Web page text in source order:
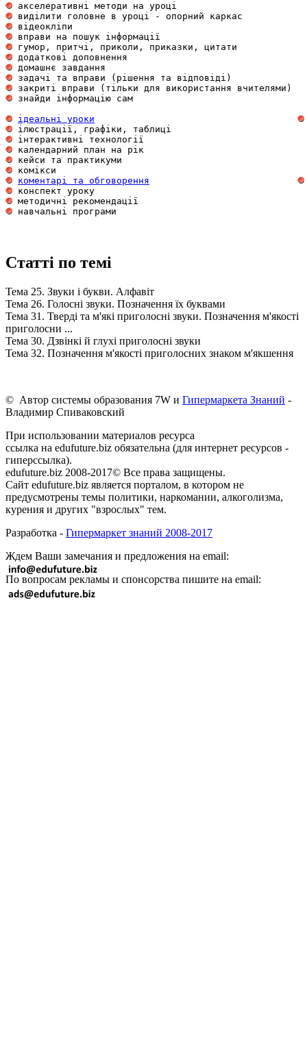
акселеративні методи на
виділити головне в уроці - опорний
вправи на пошук
гумор, притчі, приколи, приказки,
додаткові
домашнє
задачі та вправи (рішення та
закриті вправи (тільки для використання
знайди інформацію
ідеальні уроки
ілюстрації, графіки,
інтерактивні
календарний план на
кейси та
коментарі та обговорення
конспект
методичні
навчальні
Статті по темі
Тема 25. Звуки і букви. Алфавіт
Тема 26. Голосні звуки. Позначення їх буквами
Тема 31. Тверді та м'які приголосні звуки. Позначення м'якості
приголосни ...
Тема 30. Дзвінкі й глухі приголосні звуки
Тема 32. Позначення м'якості приголосних знаком м'якшення
© Автор системы образования 7W и Гипермаркета Знаний -
Владимир Спиваковский
При использовании материалов ресурса
ссылка на edufuture.biz обязательна (для интернет ресурсов -
гиперссылка).
edufuture.biz 2008-2017© Все права защищены.
Сайт edufuture.biz является порталом, в котором не
предусмотрены темы политики, наркомании, алкоголизма,
курения и других "взрослых" тем.
Разработка - Гипермаркет знаний 2008-2017
Ждем Ваши замечания и предложения на email:
По вопросам рекламы и спонсорства пишите на email: